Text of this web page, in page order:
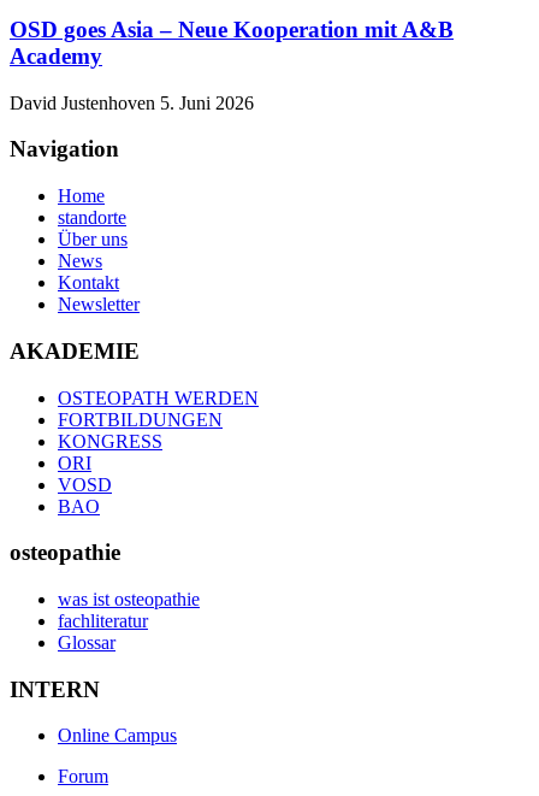
OSD goes Asia – Neue Kooperation mit A&B
Academy
David Justenhoven 5. Juni 2026
Navigation
Home
standorte
Über uns
News
Kontakt
Newsletter
AKADEMIE
OSTEOPATH WERDEN
FORTBILDUNGEN
KONGRESS
ORI
VOSD
BAO
osteopathie
was ist osteopathie
fachliteratur
Glossar
INTERN
Online Campus
Forum